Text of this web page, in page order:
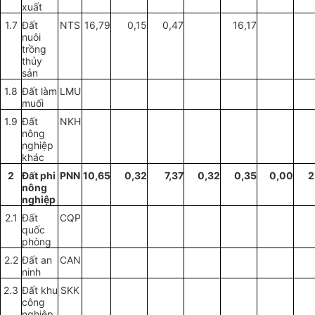
xuất
1.7 Đất
nuôi
trồng
thủy
sản
NTS 16,79 0,15 0,47 16,17
1.8 Đất làm
muối
LMU
1.9 Đất
nông
nghiệp
khác
NKH
2
Đất phi
nông
nghiệp
PNN 10,65 0,32 7,37 0,32 0,35 0,00
2.1 Đất
quốc
phòng
CQP
2.2 Đất an
ninh
CAN
2.3 Đất khu
công
SKK